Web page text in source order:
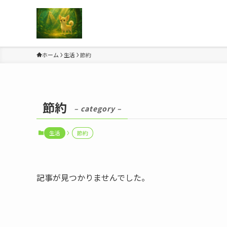
ホーム 生活 節約
節約 – category –
生活 節約
記事が見つかりませんでした。